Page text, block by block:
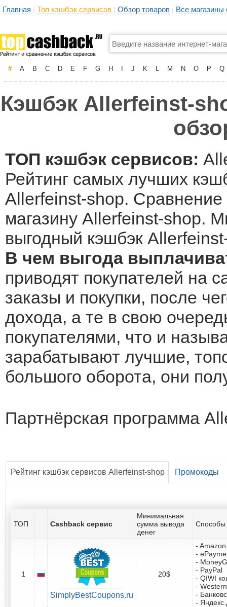
Главная | Топ кэшбэк сервисов | Обзор товаров | Все
# A B C D E F G H J K L M N O P Q
Кэшбэк Allerfeinst-
ТОП кэшбэк сервисов:
Рейтинг самых лучших
Allerfeinst-shop. Сравнение
магазину Allerfeinst-shop.
выгодный кэшбэк
В чем выгода
приводят покупателей на
заказы и покупки, после
дохода, а те в свою
покупателями, что и
зарабатывают лучшие,
большого оборота, они
Партнёрская программа
Рейтинг кэшбэк сервисов Allerfeinst-shop Промокоды
ТОП Cashback сервис
Минимальная
сумма вывода
денег
Способы
1
SimplyBestCoupons.ru
20$
-
-
-
- PayPal
- QIWI
-
-
-